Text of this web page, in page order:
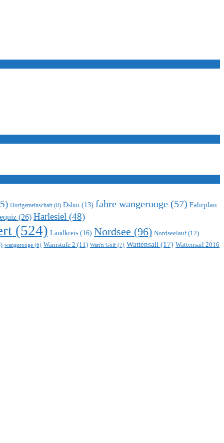
Dorfgemeinschaft(8) Dshm (13) fahre wangerooge (57) Fahrplan
(26) Harlesiel (48)
(524) Landkreis (16) Nordsee (96) Nordseelauf(12)
wangerooge (6) Warnstufe 2 (11) Watt'n Golf (7) Wattensail (17) Wattensail 2016